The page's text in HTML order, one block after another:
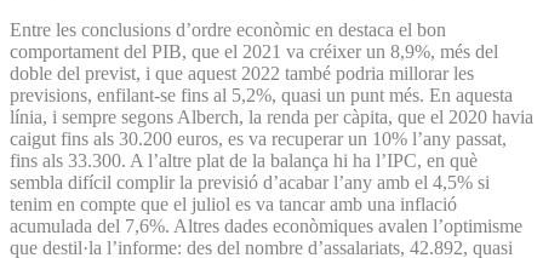
Entre les conclusions d’ordre econòmic en destaca el bon
comportament del PIB, que el 2021 va créixer un 8,9%, més del
doble del previst, i que aquest 2022 també podria millorar les
previsions, enfilant-se fins al 5,2%, quasi un punt més. En aquesta
línia, i sempre segons Alberch, la renda per càpita, que el 2020 havia
caigut fins als 30.200 euros, es va recuperar un 10% l’any passat,
fins als 33.300. A l’altre plat de la balança hi ha l’IPC, en què
sembla difícil complir la previsió d’acabar l’any amb el 4,5% si
tenim en compte que el juliol es va tancar amb una inflació
acumulada del 7,6%. Altres dades econòmiques avalen l’optimisme
que destil·la l’informe: des del nombre d’assalariats, 42.892, quasi